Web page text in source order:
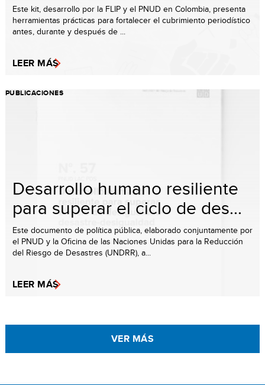
Este kit, desarrollo por la FLIP y el PNUD en Colombia, presenta
herramientas prácticas para fortalecer el cubrimiento periodístico
antes, durante y después de ...
LEER MÁS
PUBLICACIONES
Desarrollo humano resiliente
para superar el ciclo de des...
Este documento de política pública, elaborado conjuntamente por
el PNUD y la Oficina de las Naciones Unidas para la Reducción
del Riesgo de Desastres (UNDRR), a...
LEER MÁS
VER MÁS